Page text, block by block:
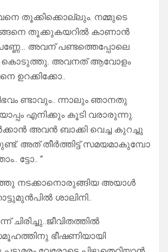
തൂക്കിക്കൊല്ലും. നമ്മുടെ
തൂക്കുകയറിൽ കാണാൻ
അവന് പണ്ടത്തെപ്പോലെ
കൊടുത്തു. അവനത് ആവോളം
ഉറക്കിക്കോ..
ണ്ടാവും.. ന്നാലും ഞാനതു
എനിക്കും കൂടി വരാരുന്നു.
അവൻ ബാക്കി വെച്ച കുറച്ചു
അത് തീർത്തിട്ട് സമയമാകുമ്പോ
ട്ടോ.. ”
നടക്കാനൊരുങ്ങിയ അയാൾ
ശാലിനി..
ചിരിച്ചു..ജീവിതത്തിൽ
ഭീഷണിയായി